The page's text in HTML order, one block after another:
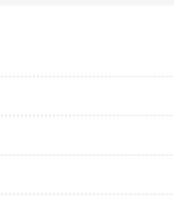
4、PL2609合约保证金调整
7、TA2609合约保证金调整